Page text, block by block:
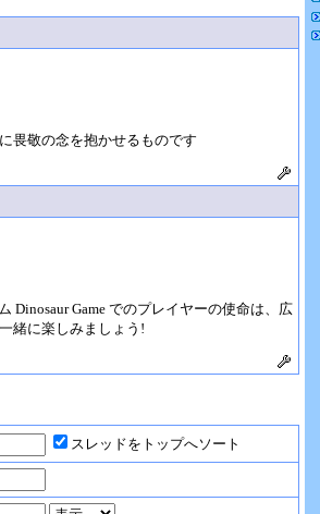
畏敬の念を抱かせるものです
Dinosaur Game でのプレイヤーの使命は、広
緒に楽しみましょう!
スレッドをトップへソート